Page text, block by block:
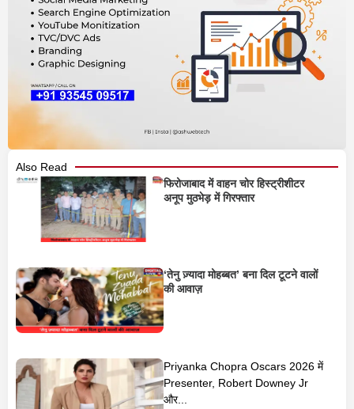
Also Read
फिरोजाबाद में वाहन चोर हिस्ट्रीशीटर
अनूप मुठभेड़ में गिरफ्तार
‘तेनु ज़्यादा मोहब्बत’ बना दिल टूटने वालों
की आवाज़
Priyanka Chopra Oscars 2026 में
Presenter, Robert Downey Jr
और...